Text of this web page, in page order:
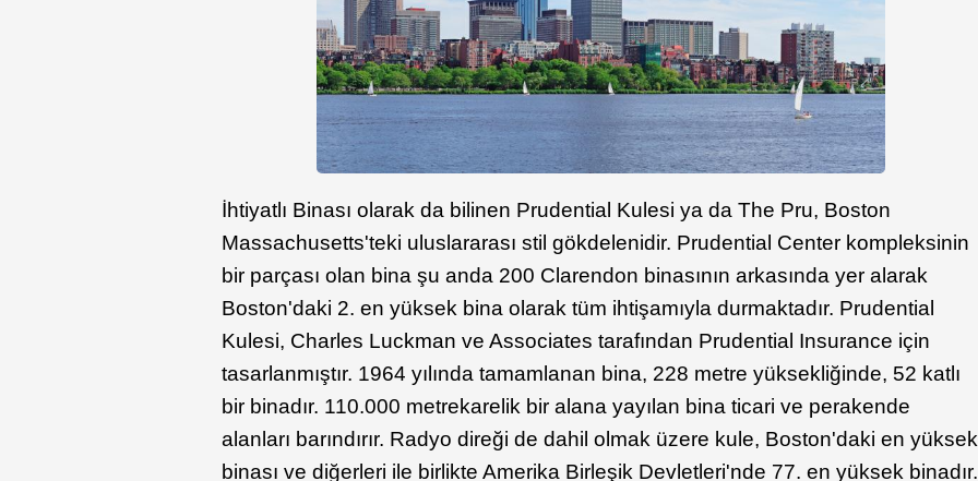
İhtiyatlı Binası olarak da bilinen Prudential Kulesi ya da The Pru, Boston
Massachusetts'teki uluslararası stil gökdelenidir. Prudential Center kompleksinin
bir parçası olan bina şu anda 200 Clarendon binasının arkasında yer alarak
Boston'daki 2. en yüksek bina olarak tüm ihtişamıyla durmaktadır. Prudential
Kulesi, Charles Luckman ve Associates tarafından Prudential Insurance için
tasarlanmıştır. 1964 yılında tamamlanan bina, 228 metre yüksekliğinde, 52 katlı
bir binadır. 110.000 metrekarelik bir alana yayılan bina ticari ve perakende
alanları barındırır. Radyo direği de dahil olmak üzere kule, Boston'daki en yüksek
binası ve diğerleri ile birlikte Amerika Birleşik Devletleri'nde 77. en yüksek binadır.